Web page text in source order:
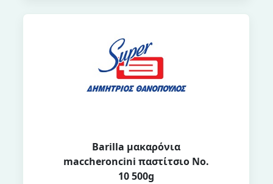
Barilla μακαρόνια
maccheroncini παστίτσιο Νο.
10 500g